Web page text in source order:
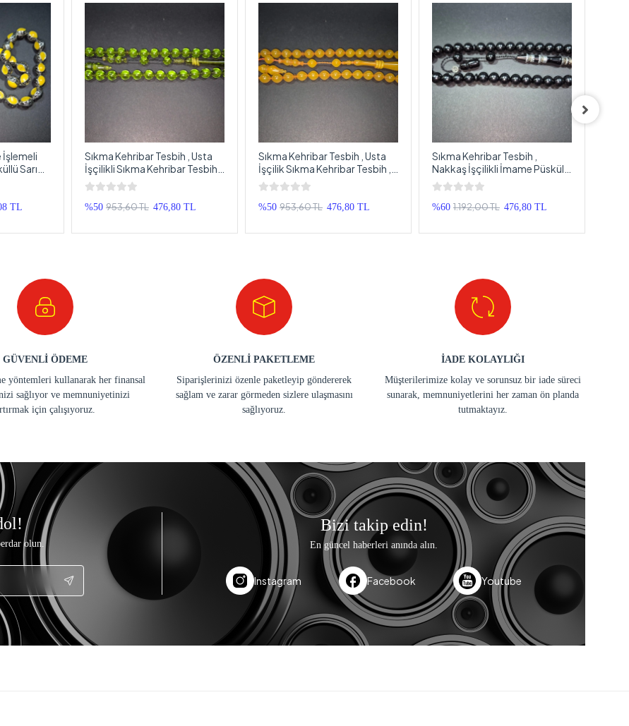
İşlemeli
Sarı
TL
Sıkma Kehribar Tesbih , Usta
İşçilikli Sıkma Kehribar Tesbih ,
Sistemli Sıkma Kehribar Tespih
%50 953,60 TL 476,80 TL
Sıkma Kehribar Tesbih , Usta
İşçilik Sıkma Kehribar Tesbih ,
Sistemli Sıkma Kehribar Tespih
%50 953,60 TL 476,80 TL
Sıkma Kehribar Tesbih ,
Nakkaş İşçilikli İmame Püsküllü
Tesbih , Püsküllü Sıkma
Kehribar Tespih
%60 1.192,00 TL 476,80 TL
GÜVENLİ ÖDEME
yöntemleri kullanarak her finansal
sağlıyor ve memnuniyetinizi
için çalışıyoruz.
ÖZENLİ PAKETLEME
Siparişlerinizi özenle paketleyip göndererek
sağlam ve zarar görmeden sizlere ulaşmasını
sağlıyoruz.
İADE KOLAYLIĞI
Müşterilerimize kolay ve sorunsuz bir iade süreci
sunarak, memnuniyetlerini her zaman ön planda
tutmaktayız.
olun.
Bizi takip edin!
En güncel haberleri anında alın.
Instagram Facebook Youtube